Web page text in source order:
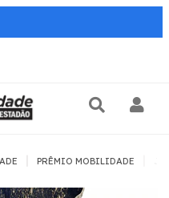
PRÊMIO MOBILIDADE